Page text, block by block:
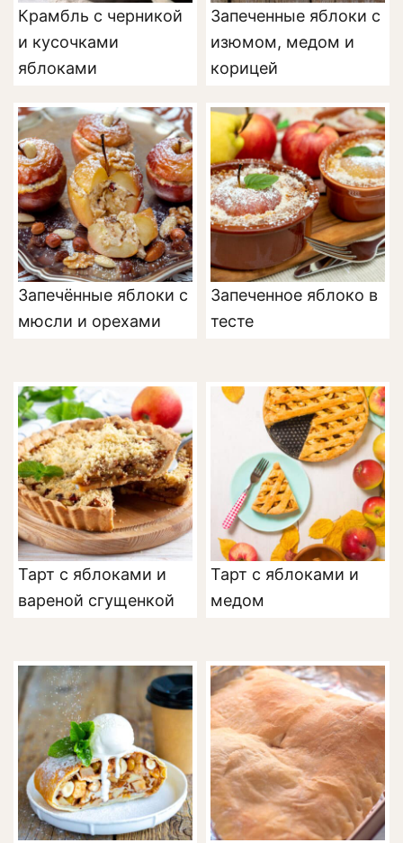
Крамбль с черникой
и кусочками
яблоками
Запеченные яблоки с
изюмом, медом и
корицей
Запечённые яблоки с
мюсли и орехами
Запеченное яблоко в
тесте
Тарт с яблоками и
вареной сгущенкой
Тарт с яблоками и
медом